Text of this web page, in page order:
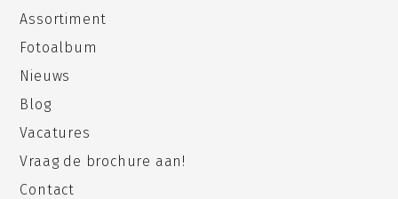
Assortiment
Fotoalbum
Nieuws
Blog
Vacatures
Vraag de brochure aan!
Contact